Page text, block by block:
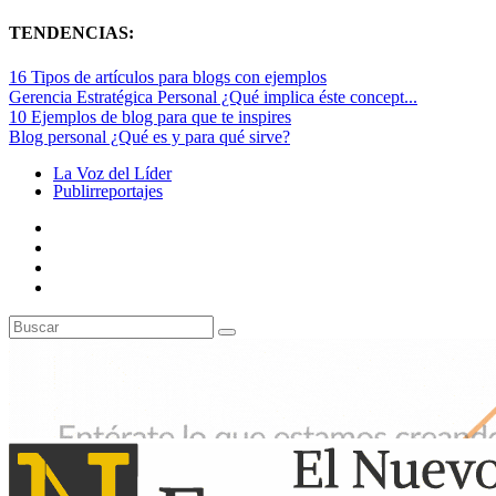
TENDENCIAS:
16 Tipos de artículos para blogs con ejemplos
Gerencia Estratégica Personal ¿Qué implica éste concept...
10 Ejemplos de blog para que te inspires
Blog personal ¿Qué es y para qué sirve?
La Voz del Líder
Publirreportajes